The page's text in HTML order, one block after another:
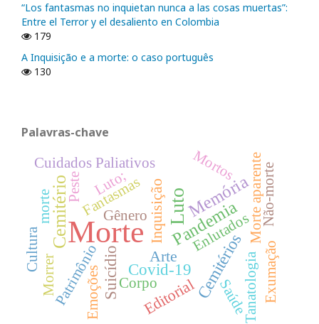
“Los fantasmas no inquietan nunca a las cosas muertas”:
Entre el Terror y el desaliento en Colombia
179
A Inquisição e a morte: o caso português
130
Palavras-chave
Morte
Luto
Cemitério Memória
Pandemia
Cemitérios
Covid-19
Suicídio Arte
Editorial
Inquisição
Patrimônio
Cuidados Paliativos Morte aparente
Saúde
Gênero
Tanatologia
Corpo
Não-morte
Emoções
Fantasmas
Mortos
morte
Morrer
Cultura
Peste
Exumação
Enlutados
Luto;